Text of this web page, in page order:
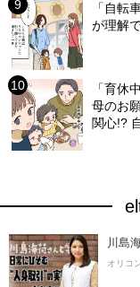
「自転
が理解
「育休
母のお
関心!?
川島
オリコ